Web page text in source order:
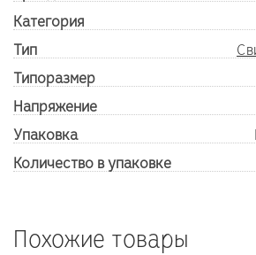
Категория
Тип
Типоразмер
Напряжение
Упаковка
Количество в упаковке
Похожие товары